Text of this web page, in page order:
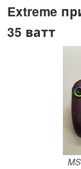
Extreme
35 ватт